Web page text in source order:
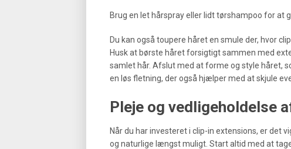
Brug en let hårspray eller lidt tørshampoo for at
Du kan også toupere håret en smule der, hvor
Husk at børste håret forsigtigt sammen med
samlet hår. Afslut med at forme og style håret,
en løs fletning, der også hjælper med at skjule
Pleje og vedligeholdelse
Når du har investeret i clip-in extensions, er det
og naturlige længst muligt. Start altid med at